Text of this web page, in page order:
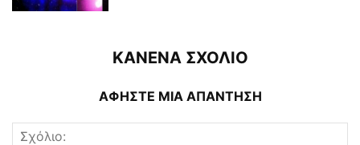
ΚΑΝΕΝΑ ΣΧΟΛΙΟ
ΑΦΗΣΤΕ ΜΙΑ ΑΠΑΝΤΗΣΗ